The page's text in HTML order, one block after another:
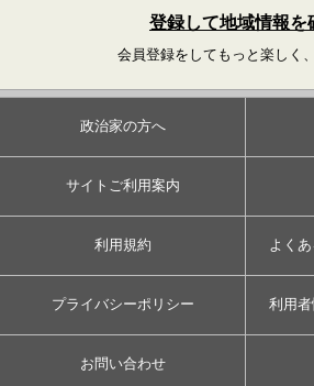
登録して地域情報を
会員登録をしてもっと楽しく
政治家の方へ
サイトご利用案内
利用規約 よく
プライバシーポリシー 利用
お問い合わせ